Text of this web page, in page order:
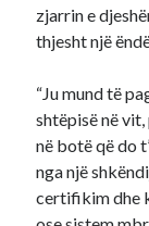
zjarrin e
thjesht një
“Ju mund të
shtëpisë në
në botë që do
nga një
certifikim dhe